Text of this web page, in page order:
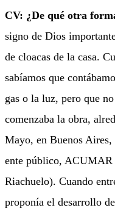
CV: ¿De qué otra
signo de Dios
de cloacas de la casa.
sabíamos que
gas o la luz, pero que
comenzaba la obra,
Mayo, en Buenos
ente público, ACUMAR
Riachuelo). Cuando
proponía el desarrollo